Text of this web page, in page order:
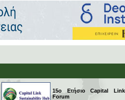
15ο Ετήσιο Capital
Forum